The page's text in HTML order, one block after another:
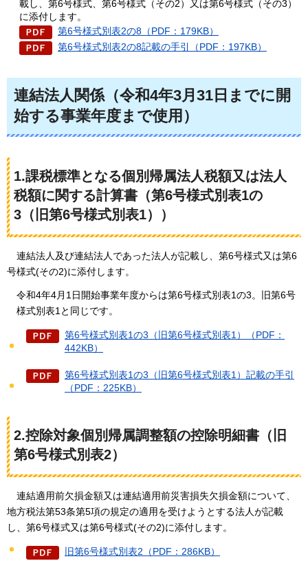
載し、第6号様式、第6号様式（その2）又は第6号様式（その3）
に添付します。​​​​
第6号様式別表2の8（PDF：179KB）
第6号様式別表2の8記載の手引（PDF：197KB）
連結法人関係（令和4年3月31日までに開
始する事業年度まで使用）
1.課税標準となる個別帰属法人税額又は法人
税額に関する計算書（第6号様式別表1の
3（旧第6号様式別表1））
連結法人及び連結法人であった法人が記載し、第6号様式又は第6
号様式(その2)に添付します。
令和4年4月1日開始事業年度からは第6号様式別表1の3。旧第6号
様式別表1と同じです。
第6号様式別表1の3（旧第6号様式別表1）（PDF：
442KB）
第6号様式別表1の3（旧第6号様式別表1）記載の手引
（PDF：225KB）
2.控除対象個別帰属調整額の控除明細書（旧
第6号様式別表2）
連結適用前欠損金額又は連結適用前災害損失欠損金額について、
地方税法第53条第5項の規定の適用を受けようとする法人が記載
し、第6号様式又は第6号様式(その2)に添付します。
旧第6号様式別表2（PDF：286KB）